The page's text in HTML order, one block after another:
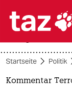

Startseite Politik
Kommentar